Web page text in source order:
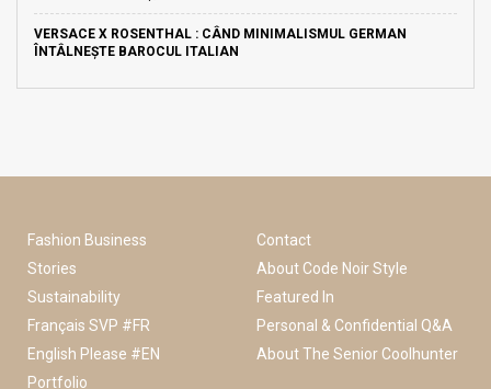
VERSACE X ROSENTHAL : CÂND MINIMALISMUL GERMAN
ÎNTÂLNEȘTE BAROCUL ITALIAN
Fashion Business
Stories
Sustainability
Français SVP #FR
English Please #EN
Portfolio
Contact
About Code Noir Style
Featured In
Personal & Confidential Q&A
About The Senior Coolhunter